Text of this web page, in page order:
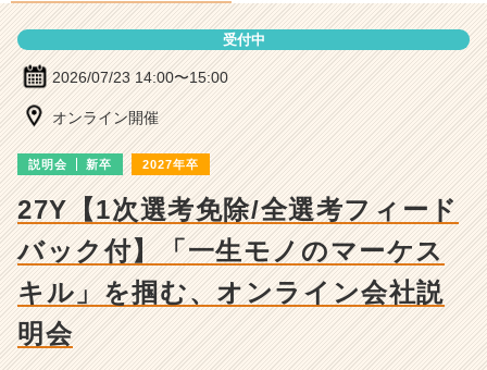
チ
成
長
企
業
か
ら
ス
受付中
2026/07/23 14:00〜15:00
オンライン開催
説明会 新卒 2027年卒
27Y【1次選考免除/全選考フィード
バック付】「一生モノのマーケス
キル」を掴む、オンライン会社説
明会